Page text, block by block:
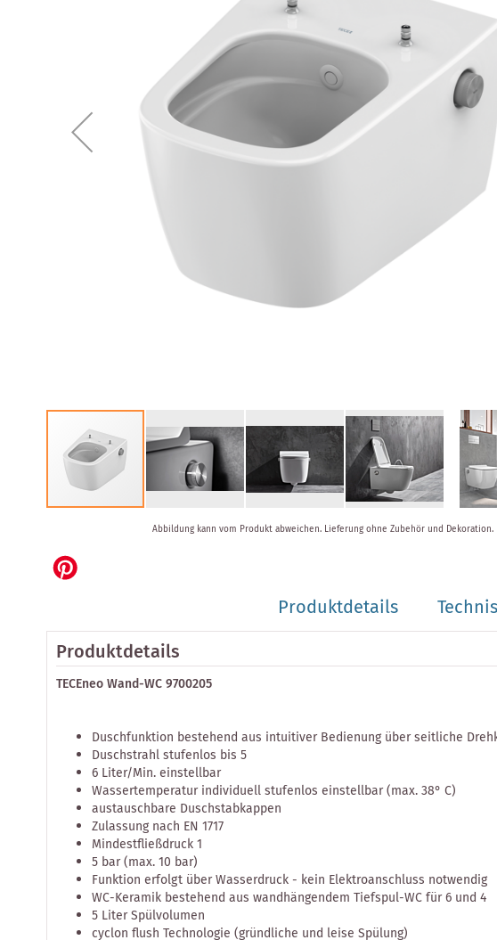
der
Bildergalerie
Abbildung kann vom Produkt abweichen. Lieferung ohne Zubehör und Dekoration.
Produktdetails
Produktdetails
TECEneo Wand-WC 9700205
Duschfunktion bestehend aus intuitiver Bedienung über seitliche
Duschstrahl stufenlos bis 5
6 Liter/Min. einstellbar
Wassertemperatur individuell stufenlos einstellbar (max. 38° C)
austauschbare Duschstabkappen
Zulassung nach EN 1717
Mindestfließdruck 1
5 bar (max. 10 bar)
Funktion erfolgt über Wasserdruck - kein Elektroanschluss notwendig
WC-Keramik bestehend aus wandhängendem Tiefspul-WC für 6 und 4
5 Liter Spülvolumen
cyclon flush Technologie (gründliche und leise Spülung)